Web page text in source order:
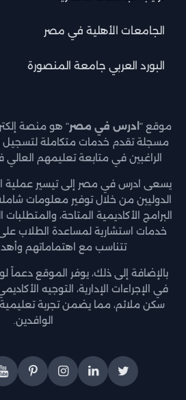
الجامعات الأهلية في مصر
البورد العربي جامعة المنصورة
موقع " ادرس في مصر" هو منصة
مسجلة تقدم خدمات متكاملة لتسجيل
الراغبين في متابعة تعليمهم
يسعى ادرس في مصر إلى تيسير عملية
الدوليين من خلال توفير معلومات
البرامج الأكاديمية المتاحة،
خدمات استشارية لمساعدة الطلاب
تتناسب مع اهتماماتهم
بالإضافة إلى ذلك، يوفر الموقع دعماً
في الإجراءات الإدارية، التوجيه
سكن ملائم، مما يضمن تجربة
الوافدين.